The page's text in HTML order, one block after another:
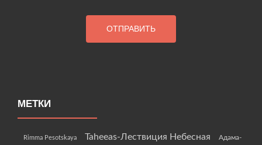
МЕТКИ
Rimma Pesotskaya Taheeas-Лествиция Небесная
Адама-